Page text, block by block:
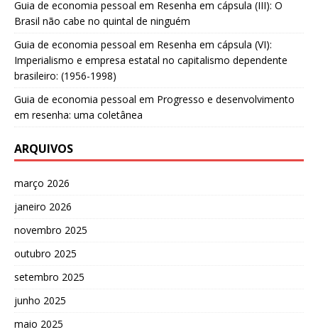
Guia de economia pessoal em Resenha em cápsula (III): O
Brasil não cabe no quintal de ninguém
Guia de economia pessoal em Resenha em cápsula (VI):
Imperialismo e empresa estatal no capitalismo dependente
brasileiro: (1956-1998)
Guia de economia pessoal em Progresso e desenvolvimento
em resenha: uma coletânea
ARQUIVOS
março 2026
janeiro 2026
novembro 2025
outubro 2025
setembro 2025
junho 2025
maio 2025